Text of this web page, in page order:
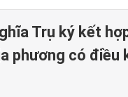
Trụ ký kết
phương có điều